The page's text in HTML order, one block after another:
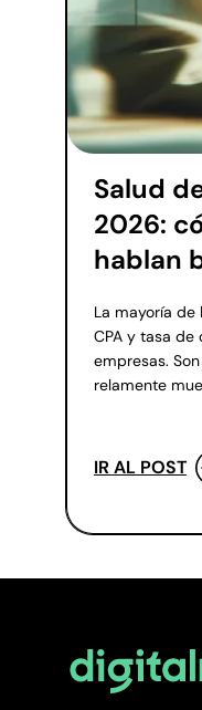
Salud
2026:
hablan
La mayoría de
CPA y tasa de
empresas.
relamente
IR AL POST